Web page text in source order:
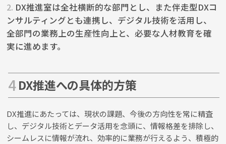
2. DX推進室は全社横断的な部門とし、また伴走型DXコ
ンサルティングとも連携し、デジタル技術を活用し、
全部門の業務上の生産性向上と、必要な人材教育を確
実に進めます。
DX推進への具体的方策
DX推進にあたっては、現状の課題、今後の方向性を常に精査
し、デジタル技術とデータ活用を念頭に、情報格差を排除し、
シームレスに情報が流れ、効率的に業務が行えるよう、積極的